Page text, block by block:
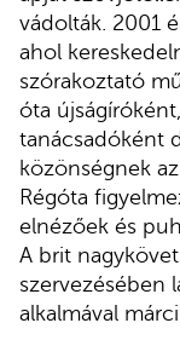
vádolták. 2001
ahol
szórakoztató
óta
tanácsadóként
közönségnek
Régóta
elnézőek és
A brit
szervezésében
alkalmával